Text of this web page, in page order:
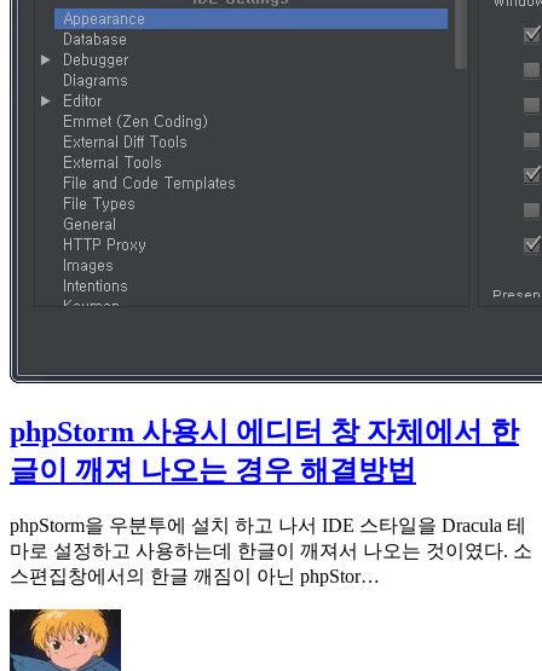
phpStorm 사용시 에디터 창 자체에서 한
글이 깨져 나오는 경우 해결방법
phpStorm을 우분투에 설치 하고 나서 IDE 스타일을 Dracula 테
마로 설정하고 사용하는데 한글이 깨져서 나오는 것이였다. 소
스편집창에서의 한글 깨짐이 아닌 phpStor…